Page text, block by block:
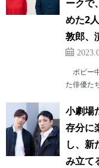
ークで
めた2
敦郎、
ボビー
た俳優た
小劇場
存分に
し、新
み立て